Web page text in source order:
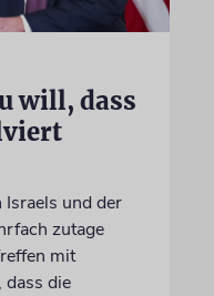
will, dass
und der
zutage
mit
dass die